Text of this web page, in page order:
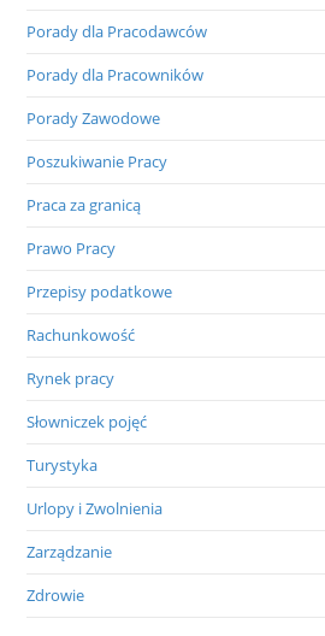
Porady dla Pracodawców
Porady dla Pracowników
Porady Zawodowe
Poszukiwanie Pracy
Praca za granicą
Prawo Pracy
Przepisy podatkowe
Rachunkowość
Rynek pracy
Słowniczek pojęć
Turystyka
Urlopy i Zwolnienia
Zarządzanie
Zdrowie